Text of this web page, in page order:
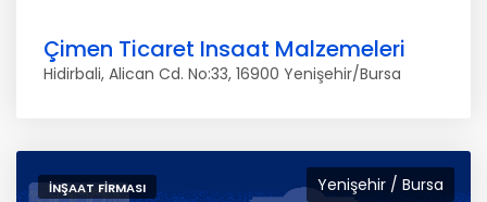
Çimen Ticaret Insaat Malzemeleri
Hidirbali, Alican Cd. No:33, 16900 Yenişehir/Bursa
Yenişehir / Bursa
İNŞAAT FIRMASI